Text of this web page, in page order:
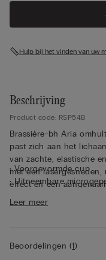
Hulp bij het vinden van uw
Beschrijving
Product code: RSP54B
Brassière-bh Aria
past zich aan het
van zachte, elastische
met een
effect en een
moment van de dag.
ademende
gedragen, afhankelijk
• Voorgevormde cup
• Uitneembare
• Aan de achterkant
• Het model is 175 cm
Leer meer
Beoordelingen (1)